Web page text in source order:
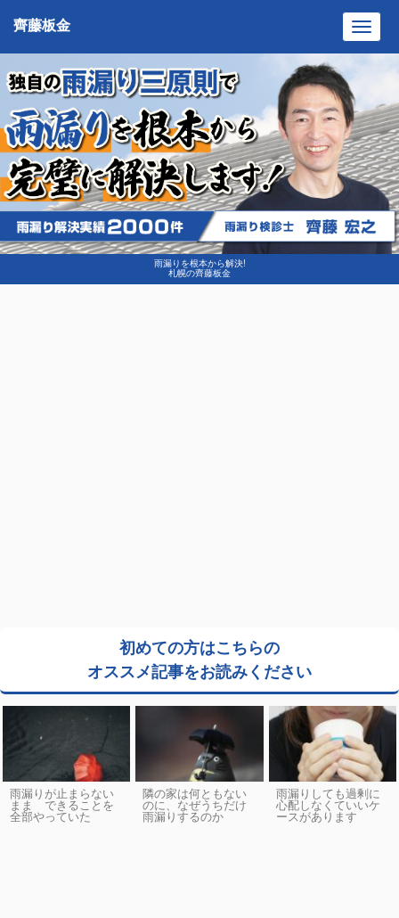
雨漏りを根本から解決!
札幌の齊藤板金
齊藤板金
初めての方はこちらの
オススメ記事をお読みください
雨漏りが止まらない
まま できることを
全部やっていた
隣の家は何ともない
のに、なぜうちだけ
雨漏りするのか
雨漏りしても過剰に
心配しなくていいケ
ースがあります